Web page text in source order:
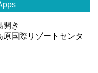
き
原国際リゾートセンタ